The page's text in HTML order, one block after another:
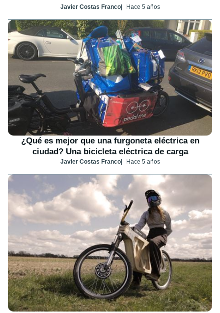
Javier Costas Franco Hace 5 años
¿Qué es mejor que una furgoneta eléctrica en
ciudad? Una bicicleta eléctrica de carga
Javier Costas Franco Hace 5 años